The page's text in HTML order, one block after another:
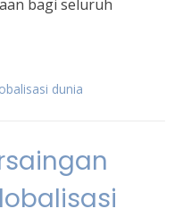
bagi seluruh
dunia